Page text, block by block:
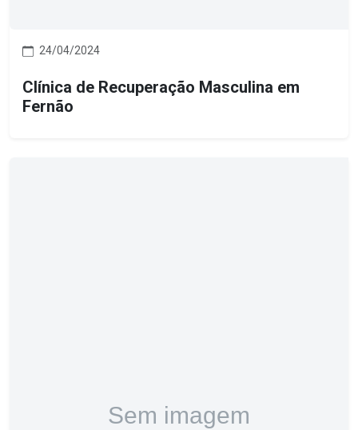
24/04/2024
Clínica de Recuperação Masculina em
Fernão